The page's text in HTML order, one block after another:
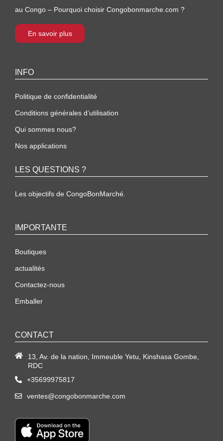
au Congo – Pourquoi choisir Congobonmarche.com ?
En savoir plus
INFO
Politique de confidentialité
Conditions générales d’utilisation
Qui sommes nous?
Nos applications
LES QUESTIONS ?
Les objectifs de CongoBonMarché.
IMPORTANTE
Boutiques
actualités
Contactez-nous
Emballer
CONTACT
13, Av. de la nation, Immeuble Yetu, Kinshasa Gombe,
RDC
+35699975817
ventes@congobonmarche.com